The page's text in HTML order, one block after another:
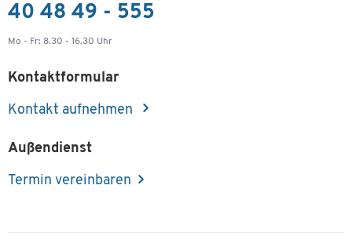
40 48 49 - 555
Mo - Fr: 8.30 - 16.30 Uhr
Kontaktformular
Kontakt aufnehmen
Außendienst
Termin vereinbaren